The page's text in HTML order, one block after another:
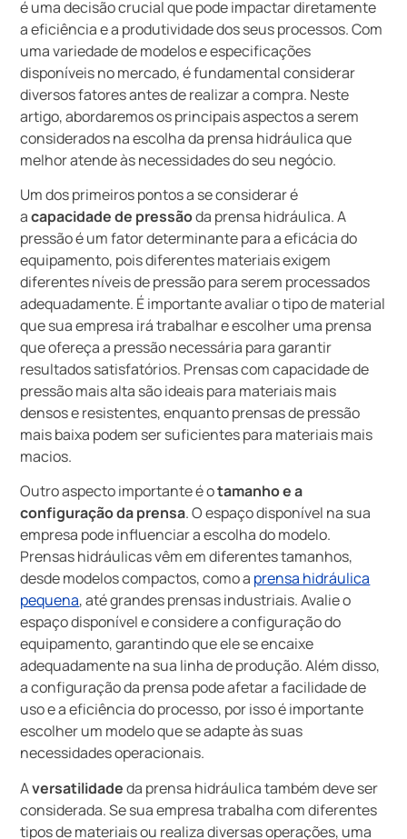
é uma decisão crucial que pode impactar diretamente
a eficiência e a produtividade dos seus processos. Com
uma variedade de modelos e especificações
disponíveis no mercado, é fundamental considerar
diversos fatores antes de realizar a compra. Neste
artigo, abordaremos os principais aspectos a serem
considerados na escolha da prensa hidráulica que
melhor atende às necessidades do seu negócio.
Um dos primeiros pontos a se considerar é
acapacidade de pressãoda prensa hidráulica. A
pressão é um fator determinante para a eficácia do
equipamento, pois diferentes materiais exigem
diferentes níveis de pressão para serem processados
adequadamente. É importante avaliar o tipo de material
que sua empresa irá trabalhar e escolher uma prensa
que ofereça a pressão necessária para garantir
resultados satisfatórios. Prensas com capacidade de
pressão mais alta são ideais para materiais mais
densos e resistentes, enquanto prensas de pressão
mais baixa podem ser suficientes para materiais mais
macios.
Outro aspecto importante é otamanho e a
configuração da prensa. O espaço disponível na sua
empresa pode influenciar a escolha do modelo.
Prensas hidráulicas vêm em diferentes tamanhos,
desde modelos compactos, como a prensa hidráulica
pequena, até grandes prensas industriais. Avalie o
espaço disponível e considere a configuração do
equipamento, garantindo que ele se encaixe
adequadamente na sua linha de produção. Além disso,
a configuração da prensa pode afetar a facilidade de
uso e a eficiência do processo, por isso é importante
escolher um modelo que se adapte às suas
necessidades operacionais.
Aversatilidadeda prensa hidráulica também deve ser
considerada. Se sua empresa trabalha com diferentes
tipos de materiais ou realiza diversas operações, uma